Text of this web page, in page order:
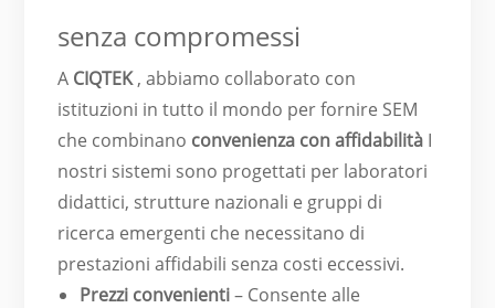
senza compromessi
A CIQTEK, abbiamo collaborato con
istituzioni in tutto il mondo per fornire SEM
che combinano convenienza con affidabilità I
nostri sistemi sono progettati per laboratori
didattici, strutture nazionali e gruppi di
ricerca emergenti che necessitano di
prestazioni affidabili senza costi eccessivi.
Prezzi convenienti– Consente alle